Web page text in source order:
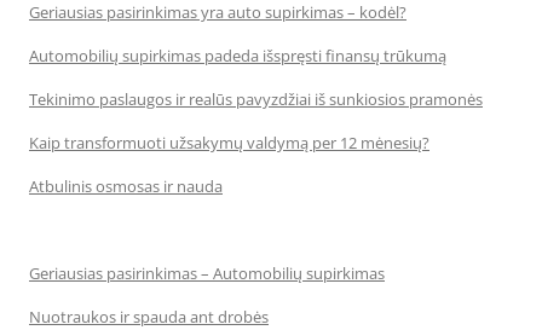
Geriausias pasirinkimas yra auto supirkimas – kodėl?
Automobilių supirkimas padeda išspręsti finansų trūkumą
Tekinimo paslaugos ir realūs pavyzdžiai iš sunkiosios pramonės
Kaip transformuoti užsakymų valdymą per 12 mėnesių?
Atbulinis osmosas ir nauda
Geriausias pasirinkimas – Automobilių supirkimas
Nuotraukos ir spauda ant drobės